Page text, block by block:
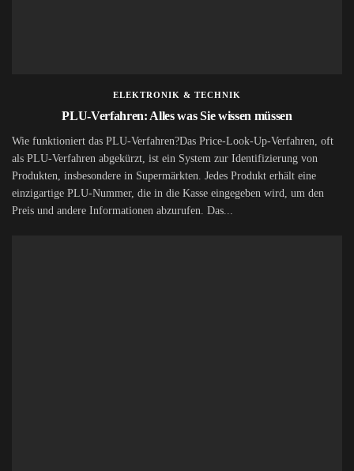
ELEKTRONIK & TECHNIK
PLU-Verfahren: Alles was Sie wissen müssen
Wie funktioniert das PLU-Verfahren?Das Price-Look-Up-Verfahren, oft
als PLU-Verfahren abgekürzt, ist ein System zur Identifizierung von
Produkten, insbesondere in Supermärkten. Jedes Produkt erhält eine
einzigartige PLU-Nummer, die in die Kasse eingegeben wird, um den
Preis und andere Informationen abzurufen. Das...